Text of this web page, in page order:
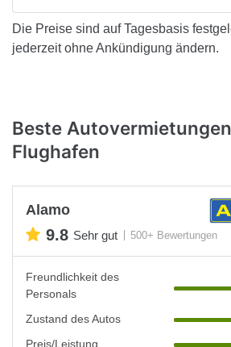
Die Preise sind auf Tagesbasis
jederzeit ohne Ankündigung ändern.
Beste
Flughafen
Alamo
9.8 Sehr gut 500+ Bewertungen
Freundlichkeit des
Personals
Zustand des Autos
Preis/Leistung